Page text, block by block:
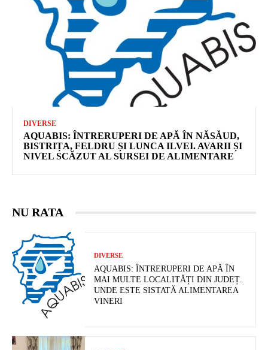
DIVERSE
AQUABIS: ÎNTRERUPERI DE APĂ ÎN NĂSĂUD,
BISTRIȚA, FELDRU ȘI LUNCA ILVEI. AVARII ȘI
NIVEL SCĂZUT AL SURSEI DE ALIMENTARE
NU RATA
DIVERSE
AQUABIS: ÎNTRERUPERI DE APĂ ÎN
MAI MULTE LOCALITĂȚI DIN JUDEȚ.
UNDE ESTE SISTATĂ ALIMENTAREA
VINERI